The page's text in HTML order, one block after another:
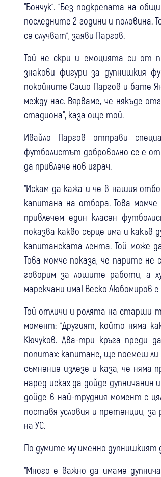
“Бончук“. “Без подкрепата на
последните 2 години и
се случват“, заяви Паргов.
Той не скри и емоцията си от
знакови фигури за дупнишкия
покойните Сашо Паргов и бате
между нас. Вярваме, че някъде
стадиона“, каза още той.
Ивайло Паргов отправи
футболистът доброволно се е
да привлече нов играч.
“Искам да кажа и че в нашия
капитана на отбора. Това
привлечем един класен
показва какво сърце има и
капитанската лента. Той може
Това момче показа, че парите
говорим за лошите работи, а
марекчани има! Веско Любомиров
Той отличи и ролята на старши
момент: “Другият, който няма
Кючуков. Два-три кръга преди
попитах: капитане, ще поемеш
съмнение излезе и каза, че
наред исках да дойде
дойде в най-трудния момент с
поставя условия и претенции,
на УС.
По думите му именно дупнишкият
“Много е важно да имаме